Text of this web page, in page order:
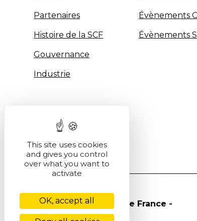
Partenaires
Histoire de la SCF
Gouvernance
Industrie
Évènements
Évènements
© Société Chimique de France -
This site uses cookies
and gives you control
over what you want to
activate
OK, accept all